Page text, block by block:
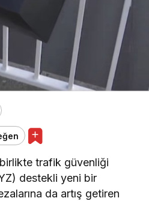
trafik güvenliği
destekli yeni bir
da artış getiren